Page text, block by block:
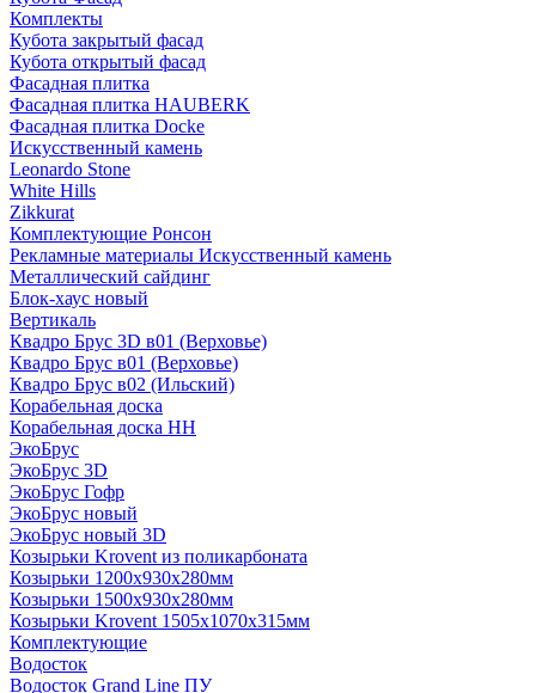
Комплекты
Кубота закрытый фасад
Кубота открытый фасад
Фасадная плитка
Фасадная плитка HAUBERK
Фасадная плитка Docke
Искусственный камень
Leonardo Stone
White Hills
Zikkurat
Комплектующие Ронсон
Рекламные материалы Искусственный камень
Металлический сайдинг
Блок-хаус новый
Вертикаль
Квадро Брус 3D в01 (Верховье)
Квадро Брус в01 (Верховье)
Квадро Брус в02 (Ильский)
Корабельная доска
Корабельная доска НН
ЭкоБрус
ЭкоБрус 3D
ЭкоБрус Гофр
ЭкоБрус новый
ЭкоБрус новый 3D
Козырьки Krovent из поликарбоната
Козырьки 1200х930х280мм
Козырьки 1500х930х280мм
Козырьки Krovent 1505х1070х315мм
Комплектующие
Водосток
Водосток Grand Line ПУ